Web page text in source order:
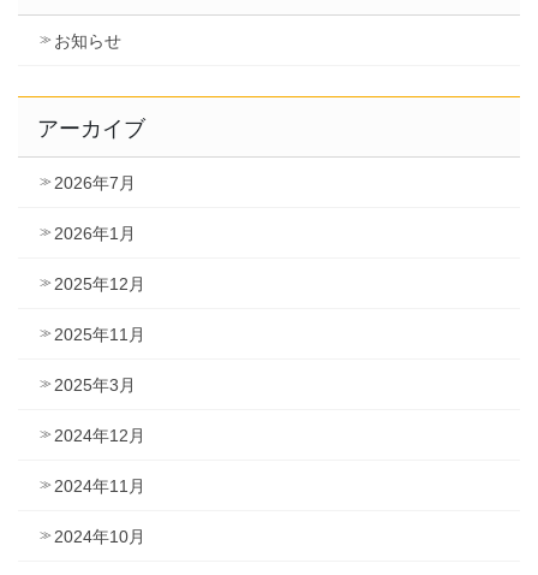
お知らせ
アーカイブ
2026年7月
2026年1月
2025年12月
2025年11月
2025年3月
2024年12月
2024年11月
2024年10月